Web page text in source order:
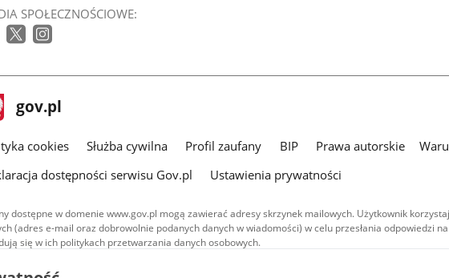
SPOŁECZNOŚCIOWE:
Strona
gov.pl
gov.pl
cookies Służba cywilna Profil zaufany BIP Prawa autorskie
dostępności serwisu Gov.pl
Ustawienia prywatności
dostępne w domenie www.gov.pl mogą zawierać adresy skrzynek mailowych. Użytkownik
(adres e-mail oraz dobrowolnie podanych danych w wiadomości) w celu przesłania odpowiedzi
się w ich politykach przetwarzania danych osobowych.
Treści tekstowe publikowane w serwisie (z wyłączeniem treści audiowizualnych), są